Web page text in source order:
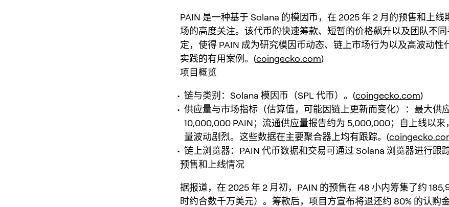
PAIN 是一种基于 Solana 的模因币，在 2025 年 2 月的预售和上线
场的高度关注。该代币的快速筹款、短暂的价格飙升以及团队不
定，使得 PAIN 成为研究模因币动态、链上市场行为以及高波动性
实践的有用案例。(coingecko.com)
项目概览
链与类别：Solana 模因币（SPL 代币）。(coingecko.com)
供应量与市场指标（估算值，可能因链上更新而变化）：最大供
10,000,000 PAIN；流通供应量报告约为 5,000,000；自上线以来
量波动剧烈。这些数据在主要聚合器上均有跟踪。(
链上浏览器：PAIN 代币数据和交易可通过 Solana 浏览器进行跟
预售和上线情况
据报道，在 2025 年 2 月初，PAIN 的预售在 48 小内筹集了约
时约合数千万美元）。筹款后，项目方宣布将退还约 80% 的认购